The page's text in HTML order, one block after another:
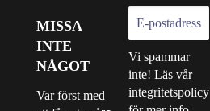
alternativen
produktsidan
MISSA
INTE
NÅGOT
Var först med
Vi spammar
inte! Läs vår
integritetspolicy